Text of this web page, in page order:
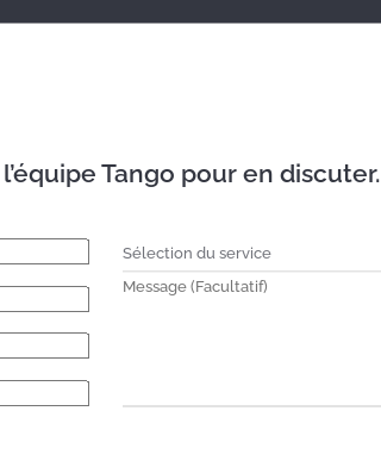
Tango pour en discuter.